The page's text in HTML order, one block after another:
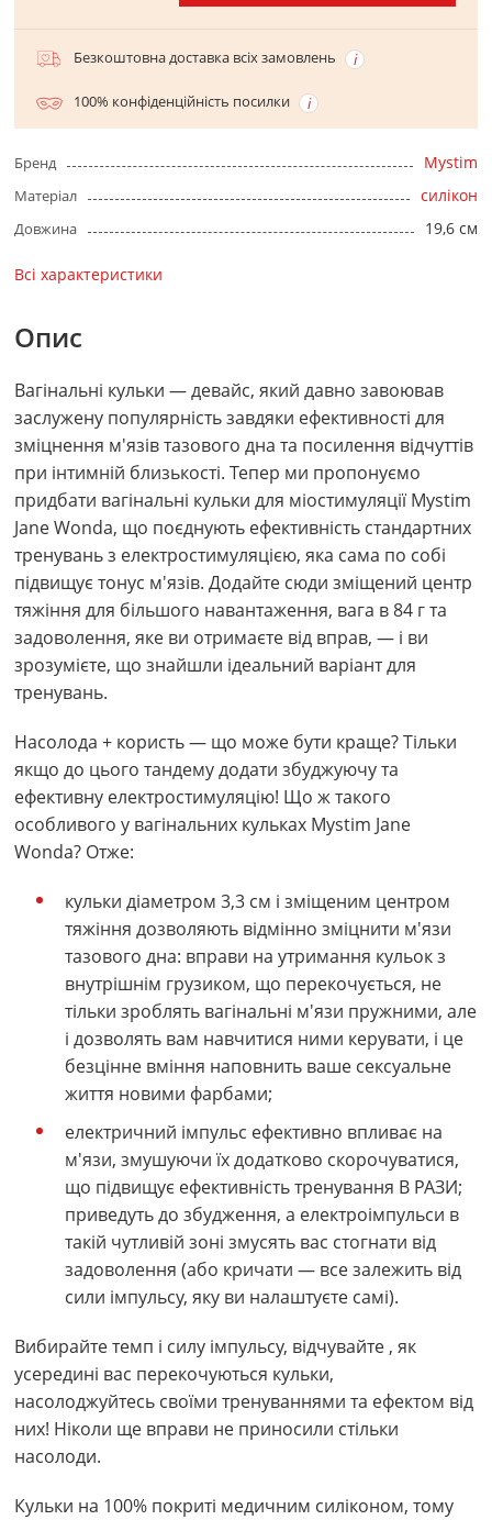
Безкоштовна доставка всіх замовлень
100% конфіденційність посилки
Бренд Mystim
Матеріал силікон
Довжина 19,6 см
Всі характеристики
Опис
Вагінальні кульки — девайс, який давно завоював
заслужену популярність завдяки ефективності для
зміцнення м'язів тазового дна та посилення відчуттів
при інтимній близькості. Тепер ми пропонуємо
придбати вагінальні кульки для міостимуляції Mystim
Jane Wonda, що поєднують ефективність стандартних
тренувань з електростимуляцією, яка сама по собі
підвищує тонус м'язів. Додайте сюди зміщений центр
тяжіння для більшого навантаження, вага в 84 г та
задоволення, яке ви отримаєте від вправ, — і ви
зрозумієте, що знайшли ідеальний варіант для
тренувань.
Насолода + користь — що може бути краще? Тільки
якщо до цього тандему додати збуджуючу та
ефективну електростимуляцію! Що ж такого
особливого у вагінальних кульках Mystim Jane
Wonda? Отже:
кульки діаметром 3,3 см і зміщеним центром
тяжіння дозволяють відмінно зміцнити м'язи
тазового дна: вправи на утримання кульок з
внутрішнім грузиком, що перекочується, не
тільки зроблять вагінальні м'язи пружними, але
і дозволять вам навчитися ними керувати, і це
безцінне вміння наповнить ваше сексуальне
життя новими фарбами;
електричний імпульс ефективно впливає на
м'язи, змушуючи їх додатково скорочуватися,
що підвищує ефективність тренування В РАЗИ;
приведуть до збудження, а електроімпульси в
такій чутливій зоні змусять вас стогнати від
задоволення (або кричати — все залежить від
сили імпульсу, яку ви налаштуєте самі).
Вибирайте темп і силу імпульсу, відчувайте , як
усередині вас перекочуються кульки,
насолоджуйтесь своїми тренуваннями та ефектом від
них! Ніколи ще вправи не приносили стільки
насолоди.
Кульки на 100% покриті медичним силіконом, тому